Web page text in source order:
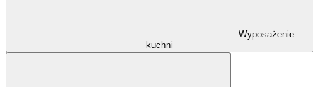
Wyposażenie
kuchni